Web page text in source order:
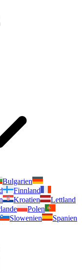
Bulgarien
Finnland
Kroatien
Lettland
Polen
Slowenien
Spanien
Sie da!